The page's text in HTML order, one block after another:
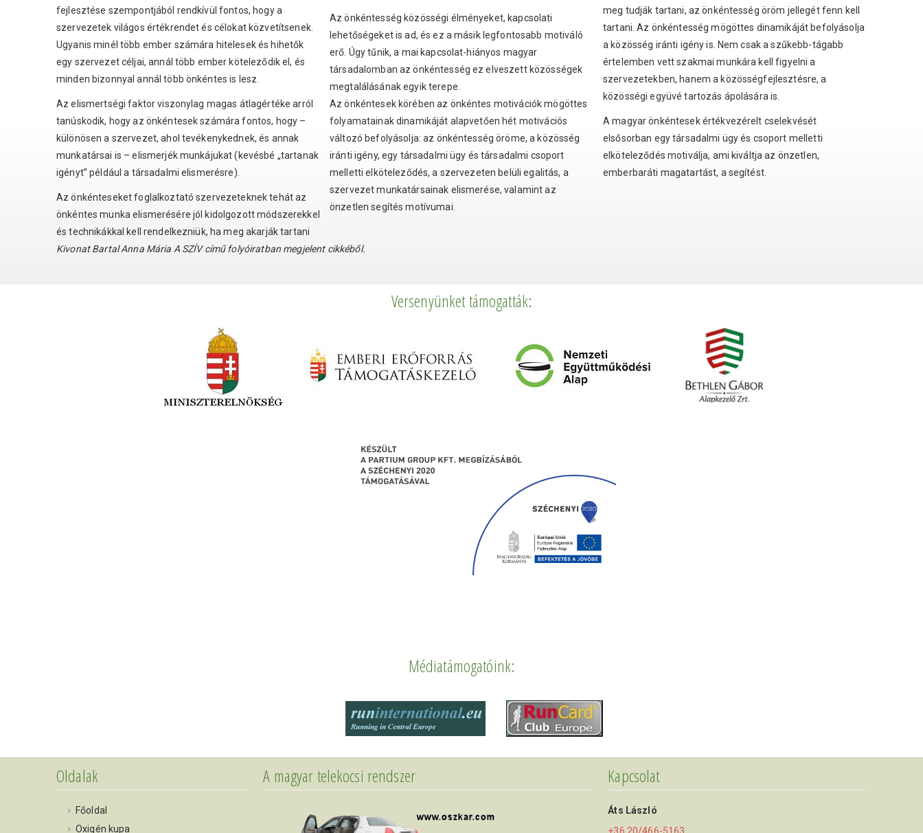
fejlesztése szempontjából rendkívül fontos, hogy a
szervezetek világos értékrendet és célokat közvetítsenek.
Ugyanis minél több ember számára hitelesek és hihetők
egy szervezet céljai, annál több ember köteleződik el, és
minden bizonnyal annál több önkéntes is lesz.
Az elismertségi faktor viszonylag magas átlagértéke arról
tanúskodik, hogy az önkéntesek számára fontos, hogy –
különösen a szervezet, ahol tevékenykednek, és annak
munkatársai is – elismerjék munkájukat (kevésbé „tartanak
igényt” például a társadalmi elismerésre).
Az önkénteseket foglalkoztató szervezeteknek tehát az
önkéntes munka elismerésére jól kidolgozott módszerekkel
és technikákkal kell rendelkezniük, ha meg akarják tartani
Az önkéntesség közösségi élményeket, kapcsolati
lehetőségeket is ad, és ez a másik legfontosabb motiváló
erő. Úgy tűnik, a mai kapcsolat-hiányos magyar
társadalomban az önkéntesség ez elveszett közösségek
megtalálásának egyik terepe.
Az önkéntesek körében az önkéntes motivációk mögöttes
folyamatainak dinamikáját alapvetően hét motivációs
változó befolyásolja: az önkéntesség öröme, a közösség
iránti igény, egy társadalmi ügy és társadalmi csoport
melletti elköteleződés, a szervezeten belüli egalitás, a
szervezet munkatársainak elismerése, valamint az
önzetlen segítés motívumai.
meg tudják tartani, az önkéntesség öröm jellegét fenn kell
tartani. Az önkéntesség mögöttes dinamikáját befolyásolja
a közösség iránti igény is. Nem csak a szűkebb-tágabb
értelemben vett szakmai munkára kell figyelni a
szervezetekben, hanem a közösségfejlesztésre, a
közösségi együvé tartozás ápolására is.
A magyar önkéntesek értékvezérelt cselekvését
elsősorban egy társadalmi ügy és csoport melletti
elköteleződés motiválja, ami kiváltja az önzetlen,
emberbaráti magatartást, a segítést.
Kivonat Bartal Anna Mária A SZÍV című folyóiratban megjelent cikkéből.
Versenyünket támogatták:
Médiatámogatóink:
Oldalak
Főoldal
Oxigén kupa
A magyar telekocsi rendszer Kapcsolat
Áts László
+36 20/466-5163